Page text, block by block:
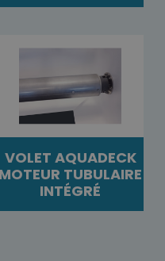
VOLET AQUADECK
MOTEUR TUBULAIRE
INTÉGRÉ